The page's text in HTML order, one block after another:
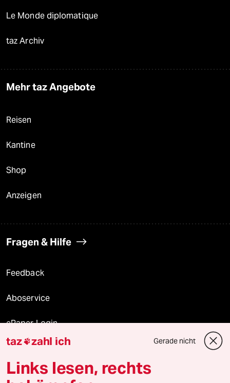
Le Monde diplomatique
taz Archiv
Mehr taz Angebote
Reisen
Kantine
Shop
Anzeigen
Fragen & Hilfe
Feedback
Aboservice
ePaper Login
Downloads für Abonnierende
taz zahl ich Gerade nicht
Links lesen, rechts